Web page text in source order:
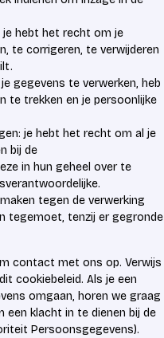
je hebt het recht om je
te corrigeren, te verwijderen
gegevens te verwerken, heb
te trekken en je persoonlijke
je hebt het recht om al je
bij de
in hun geheel over te
tegen de verwerking
tegemoet, tenzij er gegronde
contact met ons op. Verwijs
cookiebeleid. Als je een
omgaan, horen we graag
een klacht in te dienen bij de
Persoonsgegevens).